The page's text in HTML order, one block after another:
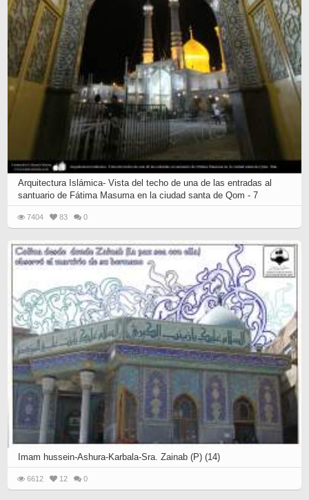
Arquitectura Islámica- Vista del techo de una de las entradas al
santuario de Fátima Masuma en la ciudad santa de Qom - 7
7404 83 0
Imam hussein-Ashura-Karbala-Sra. Zainab (P) (14)
6612 12 0